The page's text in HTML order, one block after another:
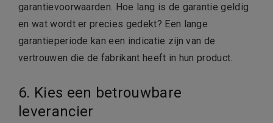
garantievoorwaarden. Hoe lang is de garantie geldig
en wat wordt er precies gedekt? Een lange
garantieperiode kan een indicatie zijn van de
vertrouwen die de fabrikant heeft in hun product.
6. Kies een betrouwbare
leverancier